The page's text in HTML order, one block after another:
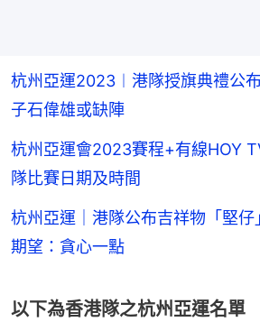
杭州亞運2023︱港隊授旗典禮公
子石偉雄或缺陣
杭州亞運會2023賽程+有線HOY
隊比賽日期及時間
杭州亞運｜港隊公布吉祥物「堅
期望：貪心一點
以下為香港隊之杭州亞運名單